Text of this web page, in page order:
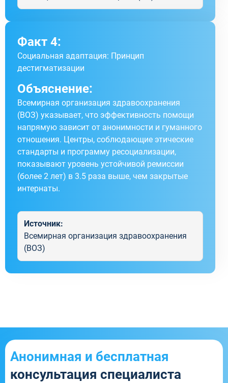
Факт 4:
Социальная адаптация: Принцип
дестигматизации
Объяснение:
Всемирная организация здравоохранения
(ВОЗ) указывает, что эффективность помощи
напрямую зависит от анонимности и гуманного
отношения. Центры, соблюдающие этические
стандарты и программу ресоциализации,
показывают уровень устойчивой ремиссии
(более 2 лет) в 3.5 раза выше, чем закрытые
интернаты.
Источник:
Всемирная организация здравоохранения
(ВОЗ)
Анонимная и бесплатная
консультация специалиста